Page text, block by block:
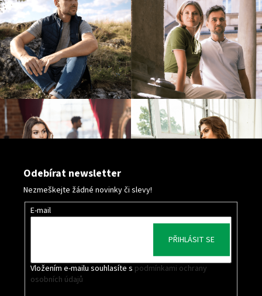
i
s
u
Odebírat newsletter
Nezmeškejte žádné novinky či slevy!
E-mail
Vložením e-mailu souhlasíte s podmínkami ochrany
osobních údajů
PŘIHLÁSIT SE